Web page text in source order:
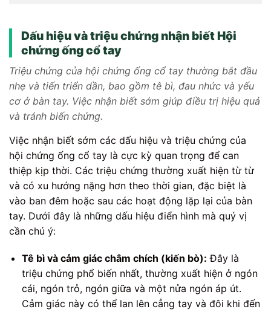
Dấu hiệu và triệu chứng nhận biết Hội
chứng ống cổ tay
Triệu chứng của hội chứng ống cổ tay thường bắt đầu
nhẹ và tiến triển dần, bao gồm tê bì, đau nhức và yếu
cơ ở bàn tay. Việc nhận biết sớm giúp điều trị hiệu quả
và tránh biến chứng.
Việc nhận biết sớm các dấu hiệu và triệu chứng của
hội chứng ống cổ tay là cực kỳ quan trọng để can
thiệp kịp thời. Các triệu chứng thường xuất hiện từ từ
và có xu hướng nặng hơn theo thời gian, đặc biệt là
vào ban đêm hoặc sau các hoạt động lặp lại của bàn
tay. Dưới đây là những dấu hiệu điển hình mà quý vị
cần chú ý:
Tê bì và cảm giác châm chích (kiến bò): Đây là
triệu chứng phổ biến nhất, thường xuất hiện ở ngón
cái, ngón trỏ, ngón giữa và một nửa ngón áp út.
Cảm giác này có thể lan lên cẳng tay và đôi khi đến